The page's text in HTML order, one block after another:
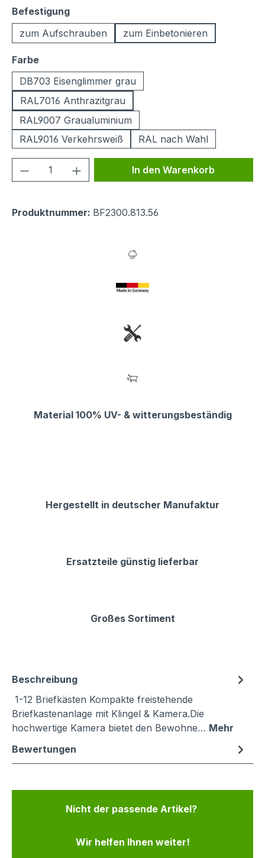
Befestigungauswählen
zum Aufschrauben
zum Einbetonieren
Farbeauswählen
DB703 Eisenglimmer grau
RAL7016 Anthrazitgrau
RAL9007 Graualuminium
RAL9016 Verkehrsweiß
RAL nach Wahl
Produkt Anzahl: Gib denIn den Warenkorb
Produktnummer: BF2300.813.56
Material 100% UV- & witterungsbeständig
Hergestellt in deutscher Manufaktur
Ersatzteile günstig lieferbar
Großes Sortiment
Beschreibung
1-12 Briefkästen Kompakte freistehende
Briefkastenanlage mit Klingel & Kamera.Die
hochwertige Kamera bietet den Bewohne… Mehr
Bewertungen
Nicht der passende Artikel?
Wir helfen Ihnen weiter!